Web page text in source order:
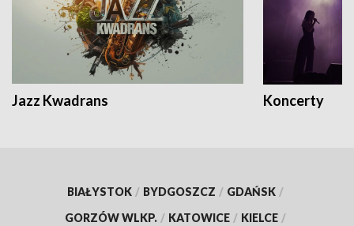
Jazz Kwadrans Koncerty
BIAŁYSTOK / BYDGOSZCZ / GDAŃSK /
GORZÓW WLKP. / KATOWICE / KIELCE /